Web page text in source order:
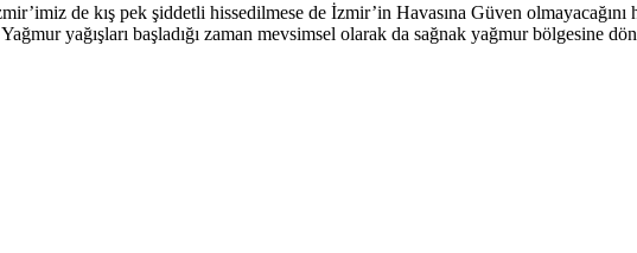
de kış pek şiddetli hissedilmese de İzmir’in Havasına Güven
yağışları başladığı zaman mevsimsel olarak da sağnak yağmur bölgesine